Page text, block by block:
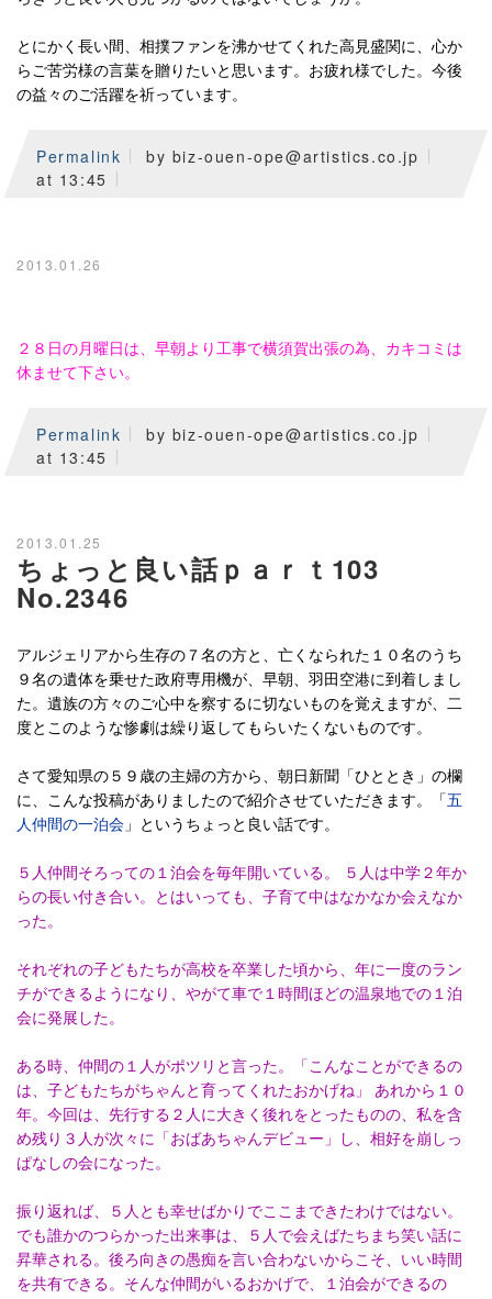
とにかく長い間、相撲ファンを沸かせてくれた高見盛関に、心か
らご苦労様の言葉を贈りたいと思います。お疲れ様でした。今後
の益々のご活躍を祈っています。
Permalink
by biz-ouen-ope@artistics.co.jp
at 13:45
2013.01.26
２８日の月曜日は、早朝より工事で横須賀出張の為、カキコミは
休ませて下さい。
Permalink
by biz-ouen-ope@artistics.co.jp
at 13:45
2013.01.25
ちょっと良い話ｐａｒｔ103
No.2346
アルジェリアから生存の７名の方と、亡くなられた１０名のうち
９名の遺体を乗せた政府専用機が、早朝、羽田空港に到着しまし
た。遺族の方々のご心中を察するに切ないものを覚えますが、二
度とこのような惨劇は繰り返してもらいたくないものです。
さて愛知県の５９歳の主婦の方から、朝日新聞「ひととき」の欄
に、こんな投稿がありましたので紹介させていただきます。「 五
人仲間の一泊会 」というちょっと良い話です。
５人仲間そろっての１泊会を毎年開いている。 ５人は中学２年か
らの長い付き合い。とはいっても、子育て中はなかなか会えなか
った。
それぞれの子どもたちが高校を卒業した頃から、年に一度のラン
チができるようになり、やがて車で１時間ほどの温泉地での１泊
会に発展した。
ある時、仲間の１人がポツリと言った。「こんなことができるの
は、子どもたちがちゃんと育ってくれたおかげね」 あれから１０
年。今回は、先行する２人に大きく後れをとったものの、私を含
め残り３人が次々に「おばあちゃんデビュー」し、相好を崩しっ
ぱなしの会になった。
振り返れば、５人とも幸せばかりでここまできたわけではない。
でも誰かのつらかった出来事は、５人で会えばたちまち笑い話に
昇華される。後ろ向きの愚痴を言い合わないからこそ、いい時間
を共有できる。そんな仲間がいるおかげで、１泊会ができるの